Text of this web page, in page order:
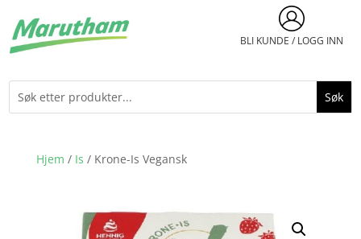
BLI KUNDE / LOGG INN
Hjem / Is / Krone-Is Vegansk